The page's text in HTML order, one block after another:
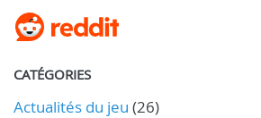
CATÉGORIES
Actualités du jeu (26)